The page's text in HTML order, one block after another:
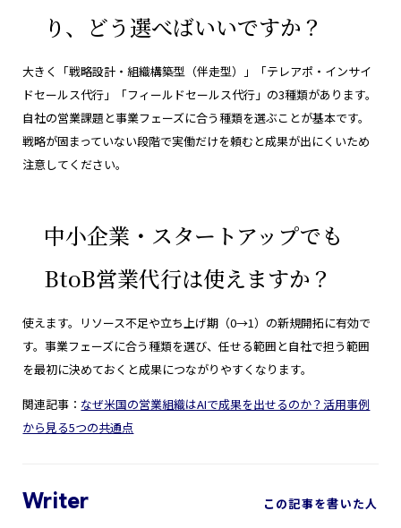
り、どう選べばいいですか？
大きく「戦略設計・組織構築型（伴走型）」「テレアポ・インサイ
ドセールス代行」「フィールドセールス代行」の3種類があります。
自社の営業課題と事業フェーズに合う種類を選ぶことが基本です。
戦略が固まっていない段階で実働だけを頼むと成果が出にくいため
注意してください。
中小企業・スタートアップでも
BtoB営業代行は使えますか？
使えます。リソース不足や立ち上げ期（0→1）の新規開拓に有効で
す。事業フェーズに合う種類を選び、任せる範囲と自社で担う範囲
を最初に決めておくと成果につながりやすくなります。
関連記事： なぜ米国の営業組織はAIで成果を出せるのか？活用事例
から見る5つの共通点
この記事を書いた人